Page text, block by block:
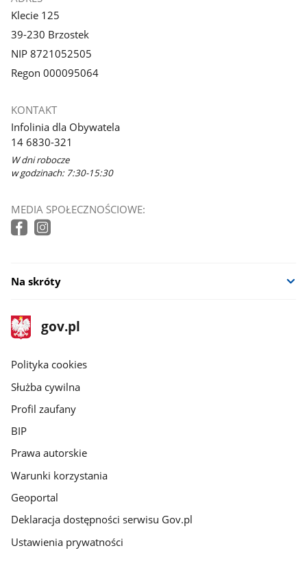
Klecie 125
39-230 Brzostek
NIP 8721052505
Regon 000095064
KONTAKT
Infolinia dla Obywatela
14 6830-321
W dni robocze
w godzinach: 7:30-15:30
MEDIA SPOŁECZNOŚCIOWE:
Na skróty
stopka
gov.pl
Strona
gov.pl
gov.pl
Polityka cookies
Służba cywilna
Profil zaufany
BIP
Prawa autorskie
Warunki korzystania
Geoportal
Deklaracja dostępności serwisu Gov.pl
Ustawienia prywatności